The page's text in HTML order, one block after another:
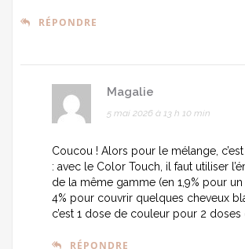
RÉPONDRE
Magalie
5 mai 2026 à 13 h 10 min
Coucou ! Alors pour le mélange,
: avec le Color Touch, il faut utiliser
de la même gamme (en 1,9% pour
4% pour couvrir quelques cheveux
c’est 1 dose de couleur pour 2 doses
RÉPONDRE